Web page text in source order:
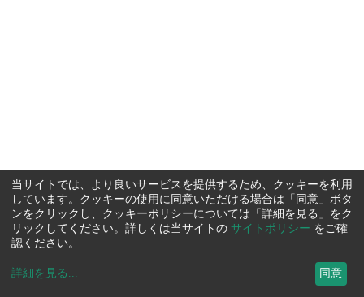
当サイトでは、より良いサービスを提供するため、クッキーを利用
しています。クッキーの使用に同意いただける場合は「同意」ボタ
ンをクリックし、クッキーポリシーについては「詳細を見る」をク
リックしてください。詳しくは当サイトの サイトポリシー をご確
認ください。
詳細を見る ... 同意